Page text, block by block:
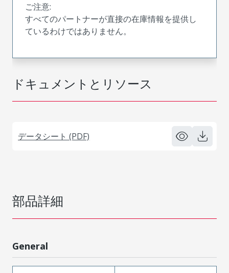
ドキュメントとリソース
データシート (PDF)
ご注意:
すべてのパートナーが直接の在庫情報を提供し
ているわけではありません。
部品詳細
General